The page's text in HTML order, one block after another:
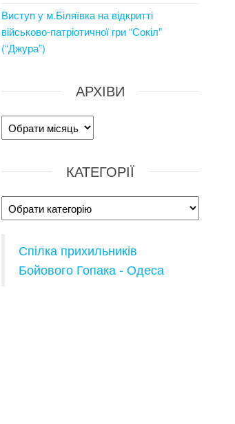
Виступ у м.Біляївка на відкритті
військово-патріотичної гри “Сокіл”
(“Джура”)
АРХІВИ
Архіви
КАТЕГОРІЇ
Категорії
Спілка прихильників
Бойового Гопака - Одеса